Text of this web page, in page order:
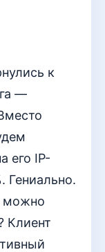
к
—
его IP-
Гениально.
можно
Клиент